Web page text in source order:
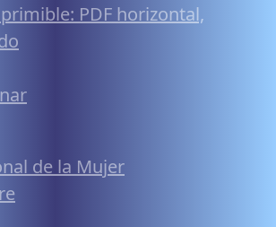
PDF horizontal,
de la Mujer